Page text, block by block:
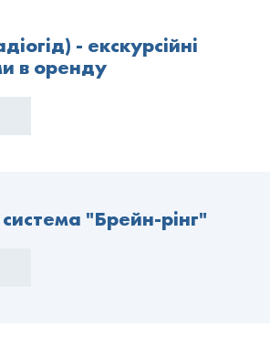
- екскурсійні
в оренду
"Брейн-рінг"